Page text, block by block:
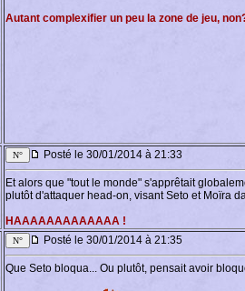
Autant complexifier un peu la zone de jeu,
Posté le 30/01/2014 à 21:33
Et alors que "tout le monde" s'apprêtait
plutôt d'attaquer head-on, visant Seto et Moïra
HAAAAAAAAAAAAA !
Posté le 30/01/2014 à 21:35
Que Seto bloqua... Ou plutôt, pensait avoir